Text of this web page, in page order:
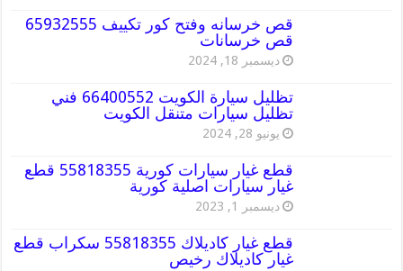
قص خرسانه وفتح كور تكييف 65932555
قص خرسانات
ديسمبر 18, 2024
تظليل سيارة الكويت 66400552 فني
تظليل سيارات متنقل الكويت
يونيو 28, 2024
قطع غيار سيارات كورية 55818355 قطع
غيار سيارات اصلية كورية
ديسمبر 1, 2023
قطع غيار كاديلاك 55818355 سكراب قطع
غيار كاديلاك رخيص